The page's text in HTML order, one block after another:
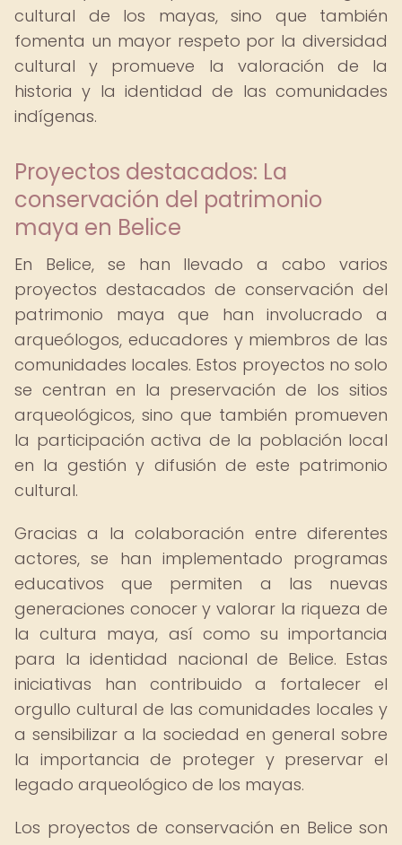
cultural de los mayas, sino que también
fomenta un mayor respeto por la diversidad
cultural y promueve la valoración de la
historia y la identidad de las comunidades
indígenas.
Proyectos destacados: La
conservación del patrimonio
maya en Belice
En Belice, se han llevado a cabo varios
proyectos destacados de conservación del
patrimonio maya que han involucrado a
arqueólogos, educadores y miembros de las
comunidades locales. Estos proyectos no solo
se centran en la preservación de los sitios
arqueológicos, sino que también promueven
la participación activa de la población local
en la gestión y difusión de este patrimonio
cultural.
Gracias a la colaboración entre diferentes
actores, se han implementado programas
educativos que permiten a las nuevas
generaciones conocer y valorar la riqueza de
la cultura maya, así como su importancia
para la identidad nacional de Belice. Estas
iniciativas han contribuido a fortalecer el
orgullo cultural de las comunidades locales y
a sensibilizar a la sociedad en general sobre
la importancia de proteger y preservar el
legado arqueológico de los mayas.
Los proyectos de conservación en Belice son